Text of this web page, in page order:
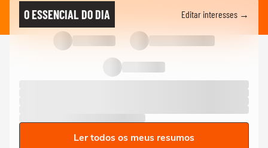
O ESSENCIAL DO DIA Editar interesses →
Ler todos os meus resumos